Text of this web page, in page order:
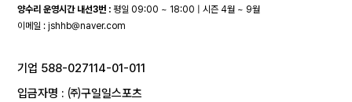
양수리 운영시간 내선3번 : 평일 09:00 ~ 18:00 | 시즌 4월 ~ 9월
이메일 :jshhb@naver.com
기업 588-027114-01-011
입금자명 : ㈜구일일스포츠